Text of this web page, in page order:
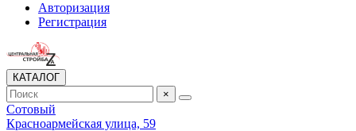
Авторизация
Регистрация
КАТАЛОГ
×
Сотовый
Красноармейская улица, 59